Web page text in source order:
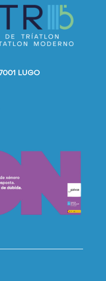
LUGO